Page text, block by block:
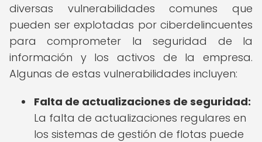
diversas vulnerabilidades comunes que
pueden ser explotadas por ciberdelincuentes
para comprometer la seguridad de la
información y los activos de la empresa.
Algunas de estas vulnerabilidades incluyen:
Falta de actualizaciones de seguridad:
La falta de actualizaciones regulares en
los sistemas de gestión de flotas puede